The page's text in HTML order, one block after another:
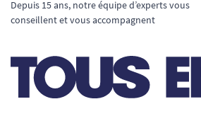
Depuis 15 ans, notre équipe d’experts vous
conseillent et vous accompagnent